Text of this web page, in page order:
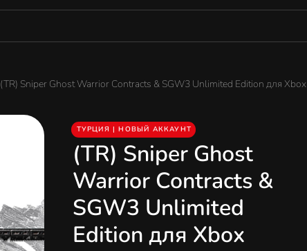
(TR) Sniper Ghost Warrior Contracts & SGW3 Unlimited Edition для Xbox
ТУРЦИЯ | НОВЫЙ АККАУНТ
(TR) Sniper Ghost
Warrior Contracts &
SGW3 Unlimited
Edition для Xbox